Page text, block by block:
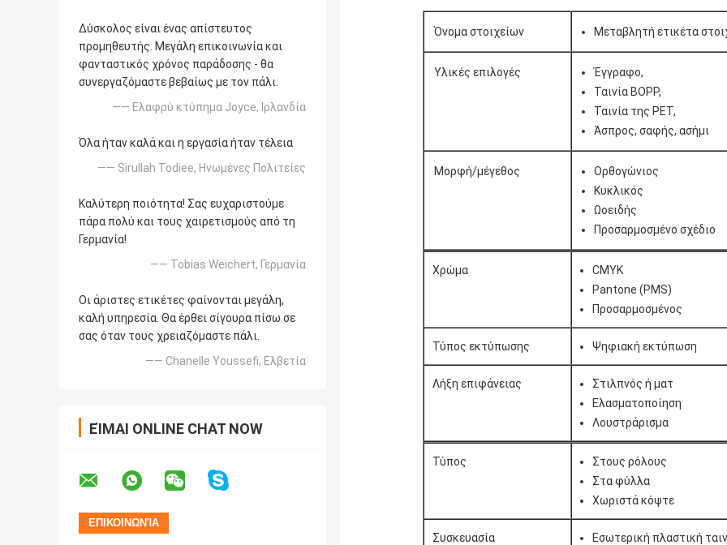
Δύσκολος είναι ένας απίστευτος
προμηθευτής. Μεγάλη επικοινωνία και
φανταστικός χρόνος παράδοσης - θα
συνεργαζόμαστε βεβαίως με τον πάλι.
—— Ελαφρύ κτύπημα Joyce, Ιρλανδία
Όλα ήταν καλά και η εργασία ήταν τέλεια
—— Sirullah Todiee, Ηνωμένες Πολιτείες
Καλύτερη ποιότητα! Σας ευχαριστούμε
πάρα πολύ και τους χαιρετισμούς από τη
Γερμανία!
—— Tobias Weichert, Γερμανία
Οι άριστες ετικέτες φαίνονται μεγάλη,
καλή υπηρεσία. Θα έρθει σίγουρα πίσω σε
σας όταν τους χρειαζόμαστε πάλι.
—— Chanelle Youssefi, Ελβετία
ΕΊΜΑΙ ONLINE CHAT NOW
Όνομα στοιχείων Μεταβλητή ετικέτα
Υλικές επιλογές
Έγγραφο,
Ταινία BOPP,
Ταινία της PET,
Άσπρος, σαφής, ασήμι
Μορφή/μέγεθος
Ορθογώνιος
Κυκλικός
Ωοειδής
Προσαρμοσμένο σχέδιο
Χρώμα
CMYK
Pantone (PMS)
Προσαρμοσμένος
Τύπος εκτύπωσης Ψηφιακή εκτύπωση
Λήξη επιφάνειας
Στιλπνός ή ματ
Ελασματοποίηση
Λουστράρισμα
Τύπος
Στους ρόλους
Στα φύλλα
Χωριστά κόψτε
Συσκευασία
Εσωτερική πλαστική